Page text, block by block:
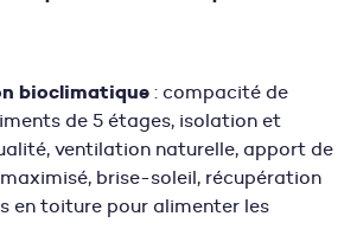
bioclimatique : compacité de
de 5 étages, isolation et
ventilation naturelle, apport de
brise-soleil, récupération
en toiture pour alimenter les